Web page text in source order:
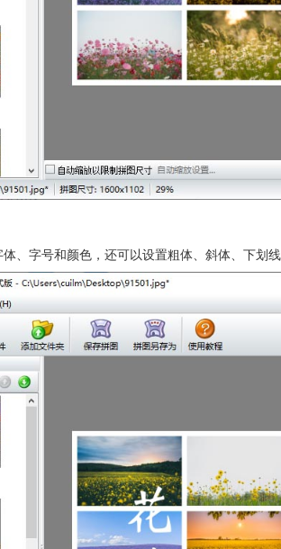
、字号和颜色，还可以设置粗体、斜体、下划线